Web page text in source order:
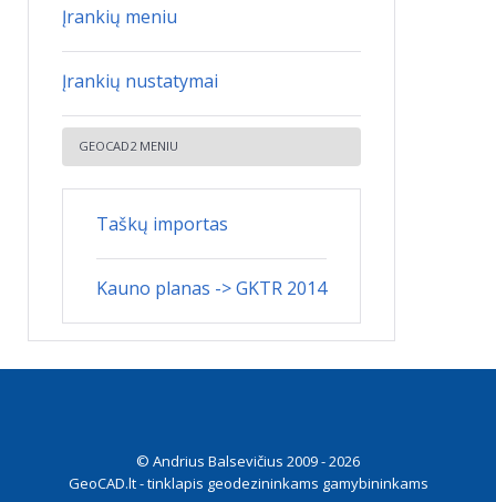
Įrankių meniu
Įrankių nustatymai
GEOCAD2 MENIU
Taškų importas
Kauno planas -> GKTR 2014
© Andrius Balsevičius 2009 - 2026
GeoCAD.lt - tinklapis geodezininkams gamybininkams